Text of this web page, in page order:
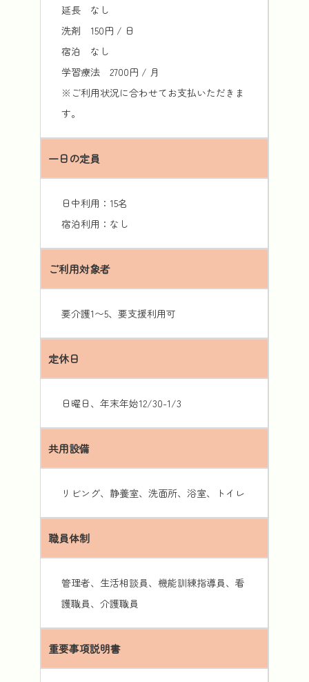
延長 なし
洗剤 150円 / 日
宿泊 なし
学習療法 2700円 / 月
※ご利用状況に合わせてお支払いただきま
す。
一日の定員
日中利用：15名
宿泊利用：なし
ご利用対象者
要介護1〜5、要支援利用可
定休日
日曜日、年末年始12/30-1/3
共用設備
リビング、静養室、洗面所、浴室、トイレ
職員体制
管理者、生活相談員、機能訓練指導員、看
護職員、介護職員
重要事項説明書